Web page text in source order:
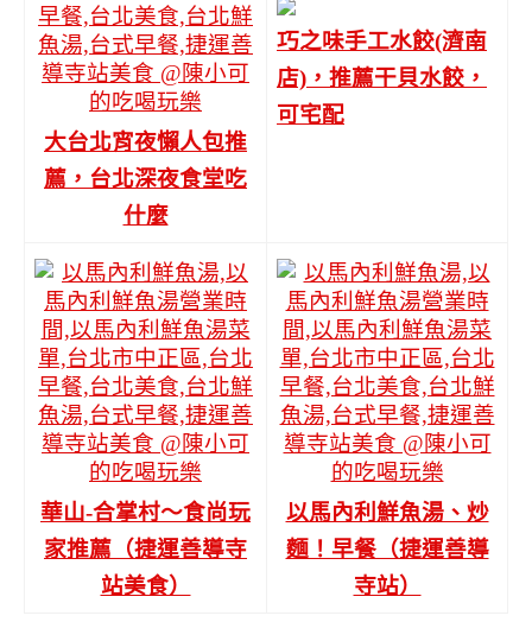
大台北宵夜懶人包推
薦，台北深夜食堂吃
什麼
巧之味手工水餃(濟南
店)，推薦干貝水餃，
可宅配
華山-合掌村～食尚玩
家推薦（捷運善導寺
站美食）
以馬內利鮮魚湯、炒
麵！早餐（捷運善導
寺站）